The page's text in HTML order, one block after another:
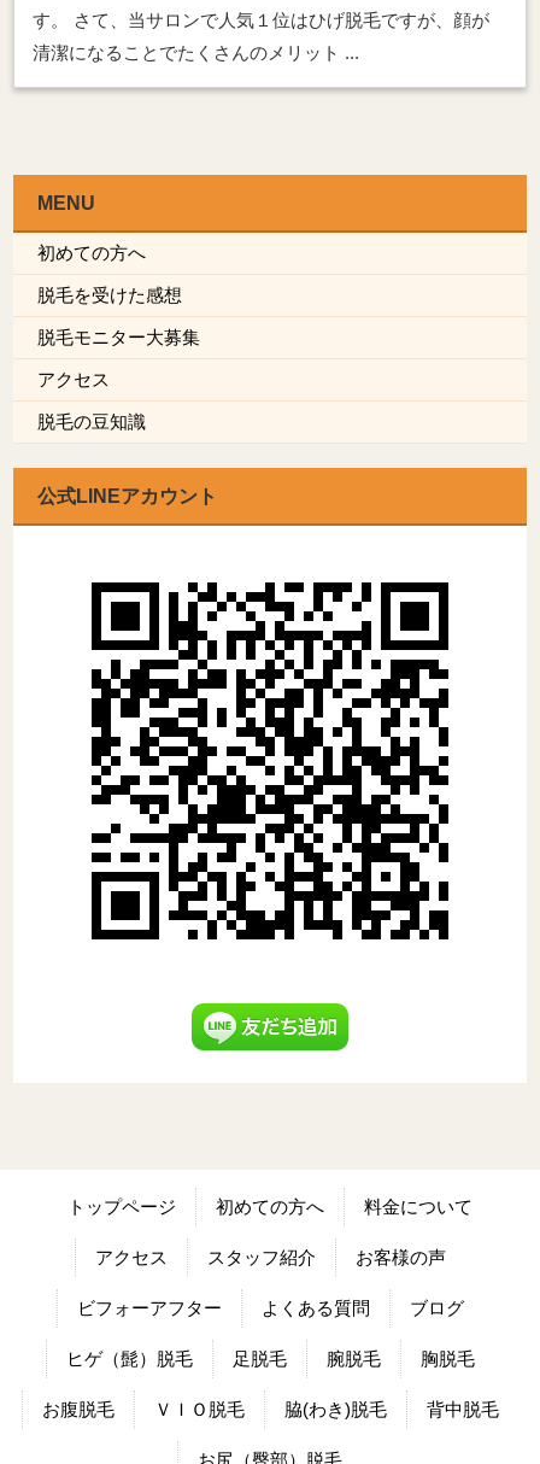
す。 さて、当サロンで人気１位はひげ脱毛ですが、顔が
清潔になることでたくさんのメリット ...
MENU
初めての方へ
脱毛を受けた感想
脱毛モニター大募集
アクセス
脱毛の豆知識
公式LINEアカウント
トップページ 初めての方へ 料金について
アクセス スタッフ紹介 お客様の声
ビフォーアフター よくある質問 ブログ
ヒゲ（髭）脱毛 足脱毛 腕脱毛 胸脱毛
お腹脱毛 ＶＩＯ脱毛 脇(わき)脱毛 背中脱毛
お尻（臀部）脱毛